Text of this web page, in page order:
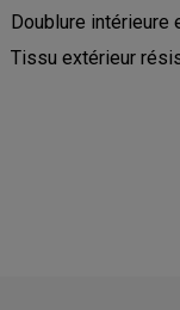
Doublure intérieure
Tissu extérieur